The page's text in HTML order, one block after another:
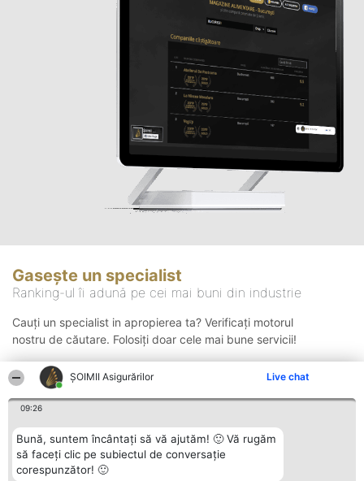
ȘOIMII Asigurărilor Live chat
09:26
Bună, suntem încântați să vă ajutăm! 🙂 Vă rugăm
să faceți clic pe subiectul de conversație
corespunzător! 🙂
Gasește un specialist
Ranking-ul îi adună pe cei mai buni din industrie
Cauți un specialist in apropierea ta? Verificați motorul
nostru de căutare. Folosiți doar cele mai bune servicii!